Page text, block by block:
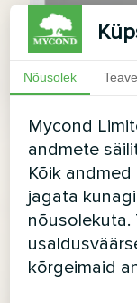
Nõusolek Teave
Mycond
andmete
Kõik
jagata
kõrgeimaid